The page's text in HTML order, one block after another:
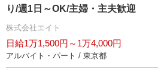
り/週1日～OK/主婦・主夫歓迎
株式会社エイト
日給1万1,500円～1万4,000円
アルバイト・パート / 東京都